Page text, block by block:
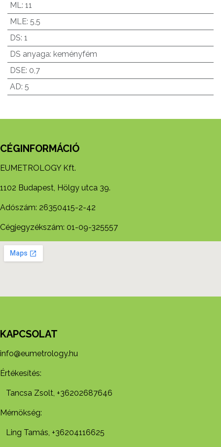
ML: 11
MLE: 5,5
DS: 1
DS anyaga: keményfém
DSE: 0,7
AD: 5
CÉGINFORMÁCIÓ
EUMETROLOGY Kft.
1102 Budapest, Hölgy utca 39.
Adószám: 26350415-2-42
Cégjegyzékszám: 01-09-325557
KAPCSOLAT
info@eumetrology.hu
Értékesítés:
Tancsa Zsolt, +36202687646
Mérnökség:
Ling Tamás, +36204116625